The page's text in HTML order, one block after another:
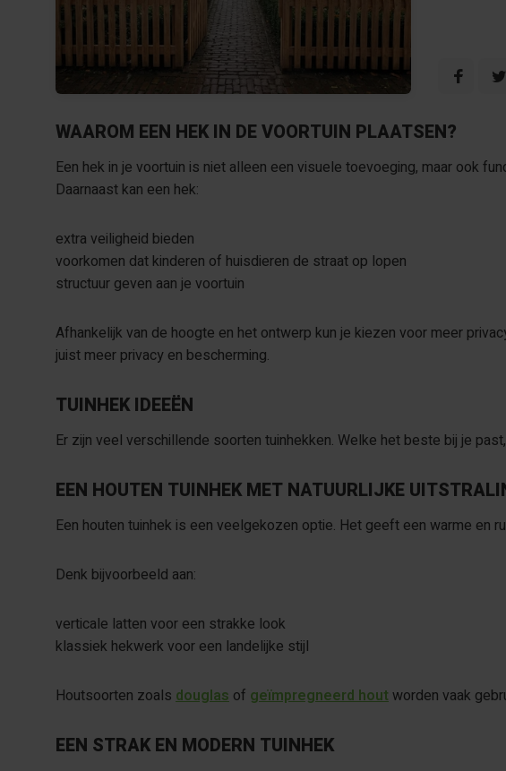
WAAROM EEN HEK IN DE VOORTUIN PLAATSEN?
Een hek in je voortuin is niet alleen een visuele toevoeging, maar ook
Daarnaast kan een hek:
extra veiligheid bieden
voorkomen dat kinderen of huisdieren de straat op lopen
structuur geven aan je voortuin
Afhankelijk van de hoogte en het ontwerp kun je kiezen voor meer
juist meer privacy en bescherming.
TUINHEK IDEEËN
Er zijn veel verschillende soorten tuinhekken. Welke het beste bij je
EEN HOUTEN TUINHEK MET NATUURLIJKE
Een houten tuinhek is een veelgekozen optie. Het geeft een warme en
Denk bijvoorbeeld aan:
verticale latten voor een strakke look
klassiek hekwerk voor een landelijke stijl
Houtsoorten zoals douglas of geïmpregneerd houtworden vaak
EEN STRAK EN MODERN TUINHEK